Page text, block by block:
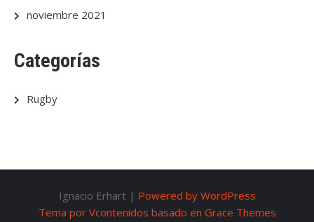
noviembre 2021
Categorías
Rugby
Ignacio Erhart | Powered by WordPress
Tema por Vcontenidos basado en Grace Themes